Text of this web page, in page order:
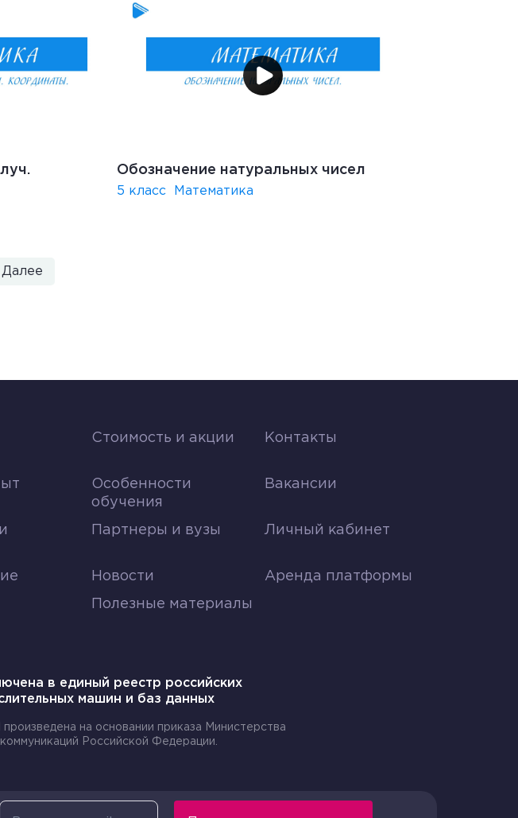
Обозначение натуральных чисел
5 класс Математика
Далее
Стоимость и акции Контакты
Особенности
обучения
Вакансии
Партнеры и вузы Личный кабинет
Новости Аренда платформы
Полезные материалы
в единый реестр российских
машин и баз данных
на основании приказа Министерства
Российской Федерации.